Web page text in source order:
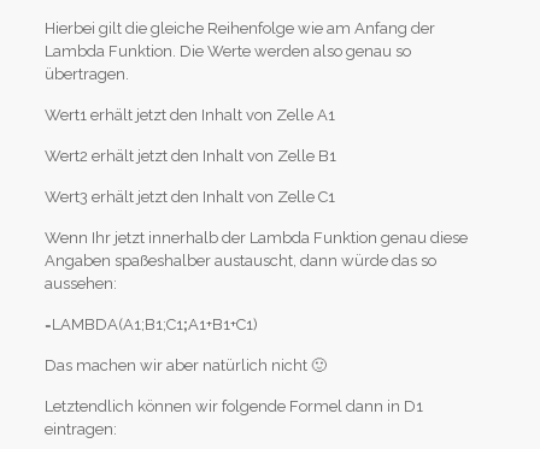
Hierbei gilt die gleiche Reihenfolge wie am Anfang der
Lambda Funktion. Die Werte werden also genau so
übertragen.
Wert1 erhält jetzt den Inhalt von Zelle A1
Wert2 erhält jetzt den Inhalt von Zelle B1
Wert3 erhält jetzt den Inhalt von Zelle C1
Wenn Ihr jetzt innerhalb der Lambda Funktion genau diese
Angaben spaßeshalber austauscht, dann würde das so
aussehen:
=LAMBDA(A1;B1;C1;A1+B1+C1)
Das machen wir aber natürlich nicht 🙂
Letztendlich können wir folgende Formel dann in D1
eintragen: